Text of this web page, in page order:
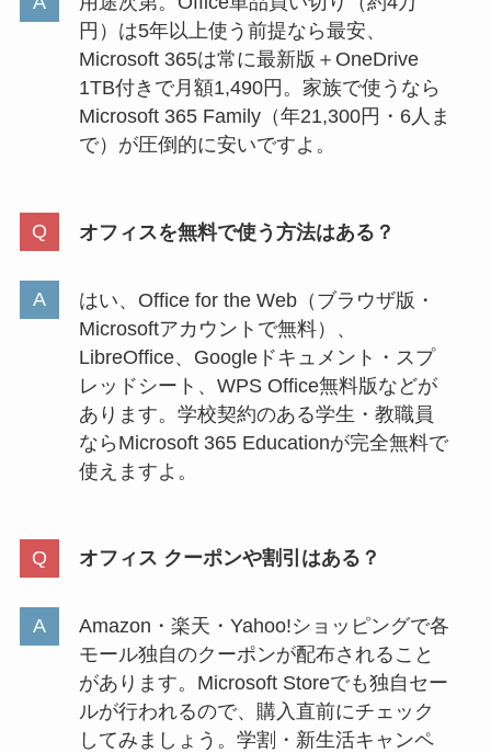
円）は5年以上使う前提なら最安、
Microsoft 365は常に最新版＋OneDrive
1TB付きで月額1,490円。家族で使うなら
Microsoft 365 Family（年21,300円・6人ま
で）が圧倒的に安いですよ。
オフィスを無料で使う方法はある？
はい、Office for the Web（ブラウザ版・
Microsoftアカウントで無料）、
LibreOffice、Googleドキュメント・スプ
レッドシート、WPS Office無料版などが
あります。学校契約のある学生・教職員
ならMicrosoft 365 Educationが完全無料で
使えますよ。
オフィス クーポンや割引はある？
Amazon・楽天・Yahoo!ショッピングで各
モール独自のクーポンが配布されること
があります。Microsoft Storeでも独自セー
ルが行われるので、購入直前にチェック
してみましょう。学割・新生活キャンペ